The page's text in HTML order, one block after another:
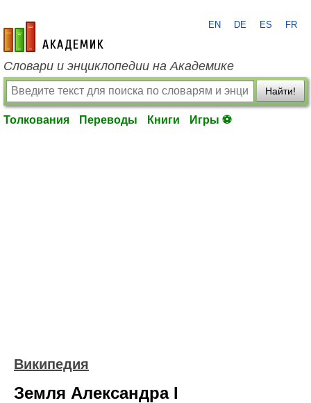
academic.ru
EN DE ES FR
Словари и энциклопедии на Академике
Найти!
Толкования Переводы Книги Игры ⚽
Википедия
Земля Александра I